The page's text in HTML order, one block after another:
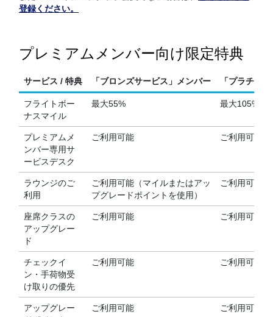
登録ください。
プレミアムメンバー向け限定特典
サービス / 特典 「ブロンズサービス」メンバー 「プラチナ
フライトボー
ナスマイル
最大55% 最大105%
プレミアムメ
ンバー専用サ
ービスデスク
ご利用可能 ご利用可能
ラウンジのご
利用
ご利用可能（マイルまたはアッ
プグレードポイントを使用）
ご利用可能
座席クラスの
アップグレー
ド
ご利用可能 ご利用可能
チェックイ
ン・手荷物受
け取りの優先
ご利用可能 ご利用可能
アップグレー
ご利用可能 ご利用可能